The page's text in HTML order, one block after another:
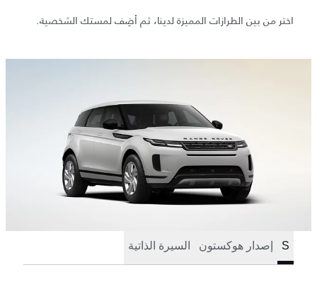
اختر من بين الطرازات المميزة لدينا، ثم أضِف لمستك الشخصية.
S إصدار هوكستون السيرة الذاتية